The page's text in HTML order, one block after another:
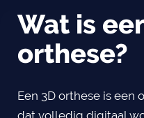
Wat is
orthese?
Een 3D orthese is
dat volledig digitaal